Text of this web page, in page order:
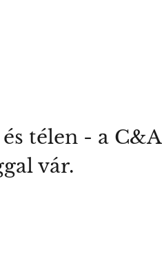
télen - a C&A
vár.